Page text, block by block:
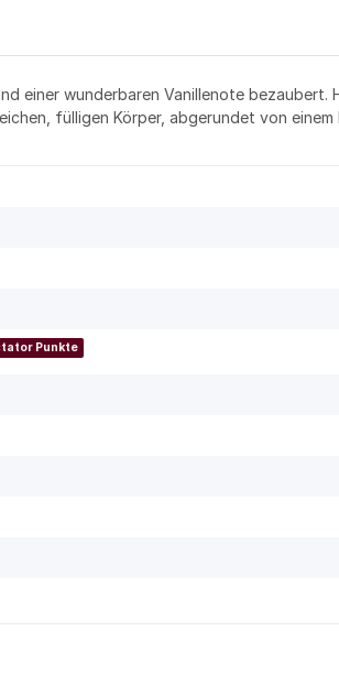
einer wunderbaren Vanillenote bezaubert.
fülligen Körper, abgerundet von einem
Punkte